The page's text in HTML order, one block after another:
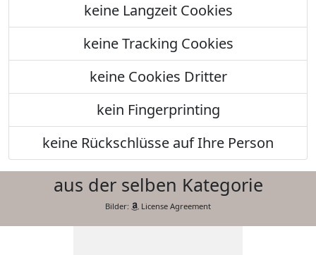
keine Langzeit Cookies
keine Tracking Cookies
keine Cookies Dritter
kein Fingerprinting
keine Rückschlüsse auf Ihre Person
aus der selben Kategorie
Bilder: License Agreement